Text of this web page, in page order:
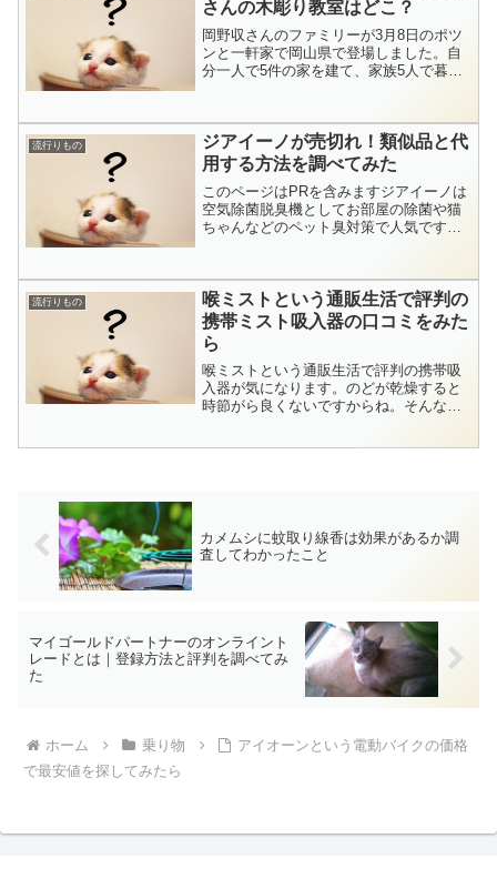
さんの木彫り教室はどこ？
岡野収さんのファミリーが3月8日のポツ
ンと一軒家で岡山県で登場しました。自
分一人で5件の家を建て、家族5人で暮ら
躍。作品集も出版されるほどの著名な彫
刻家です。今でもお...
流行りもの
ジアイーノが売切れ！類似品と代
用する方法を調べてみた
このページはPRを含みますジアイーノは
空気除菌脱臭機としてお部屋の除菌や猫
ちゃんなどのペット臭対策で人気です。
って売切れが続出。その理由は楽天でラ
ンキングに入ってる【次...
流行りもの
喉ミストという通販生活で評判の
携帯ミスト吸入器の口コミをみた
ら
喉ミストという通販生活で評判の携帯吸
入器が気になります。のどが乾燥すると
時節がら良くないですからね。そんなと
カメムシに蚊取り線香は効果があるか調
査してわかったこと
マイゴールドパートナーのオンライント
レードとは｜登録方法と評判を調べてみ
た
ホーム 乗り物
アイオーンという電動バイクの価格
で最安値を探してみたら